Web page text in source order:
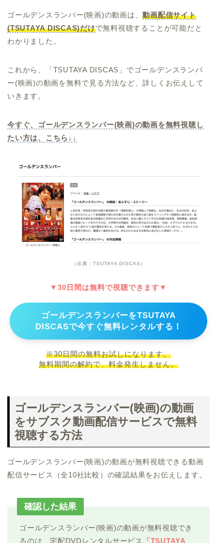
ゴールデンスランバー(映画)の動画は、動画配信サイト
(TSUTAYA DISCAS)だけで無料視聴することが可能だと
わかりました。
これから、「TSUTAYA DISCAS」でゴールデンスランバ
ー(映画)の動画を無料で見る方法など、詳しくお伝えして
いきます。
今すぐ、ゴールデンスランバー(映画)の動画を無料視聴し
たい方は、こちら↓↓
（出典：TSUTAYA DISCAS）
▼30日間は無料で視聴できます▼
ゴールデンスランバーをTSUTAYA
DISCASで今すぐ無料レンタルする！
※30日間の無料お試しになります。
無料期間の解約で、料金発生しません。
ゴールデンスランバー(映画)の動画
をサブスク動画配信サービスで無料
視聴する方法
ゴールデンスランバー(映画)の動画が無料視聴できる動画
配信サービス（全10社比較）の確認結果をお伝えします。
確認した結果
ゴールデンスランバー(映画)の動画が無料視聴でき
るのは、宅配DVDレンタルサービス
「TSUTAYA